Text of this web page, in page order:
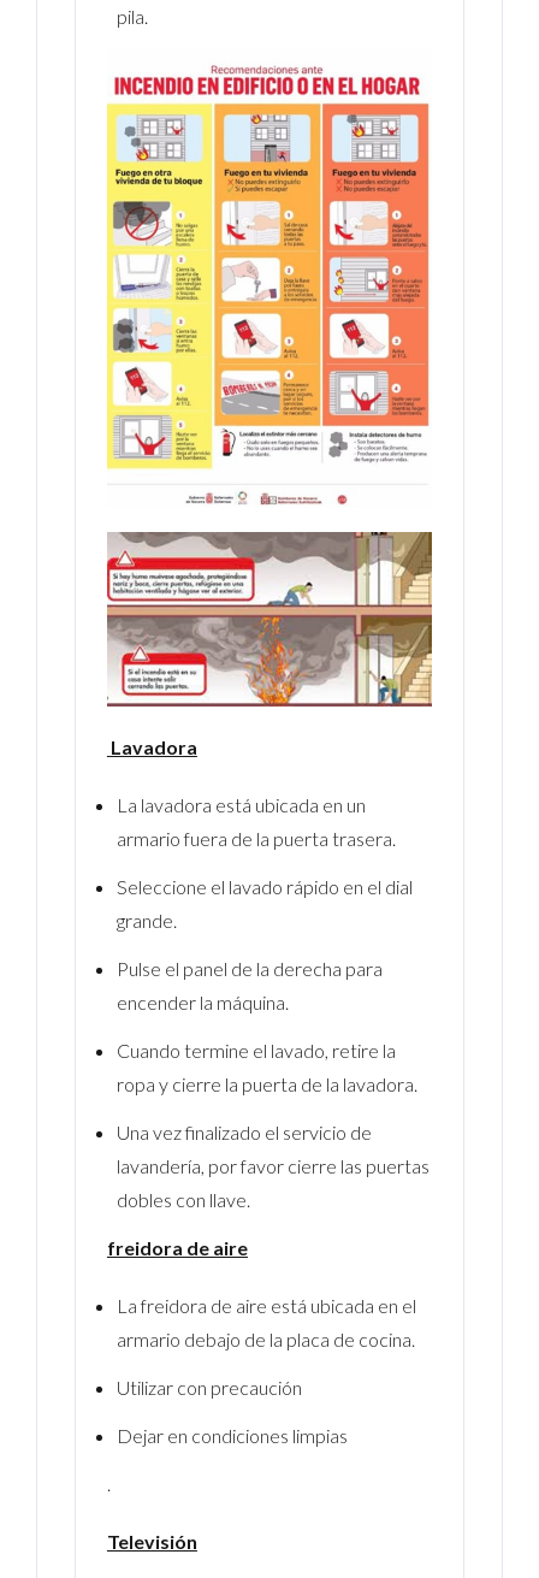
pila.
Lavadora
La lavadora está ubicada en un
armario fuera de la puerta trasera.
Seleccione el lavado rápido en el dial
grande.
Pulse el panel de la derecha para
encender la máquina.
Cuando termine el lavado, retire la
ropa y cierre la puerta de la lavadora.
Una vez finalizado el servicio de
lavandería, por favor cierre las puertas
dobles con llave.
freidora de aire
La freidora de aire está ubicada en el
armario debajo de la placa de cocina.
Utilizar con precaución
Dejar en condiciones limpias
.
Televisión